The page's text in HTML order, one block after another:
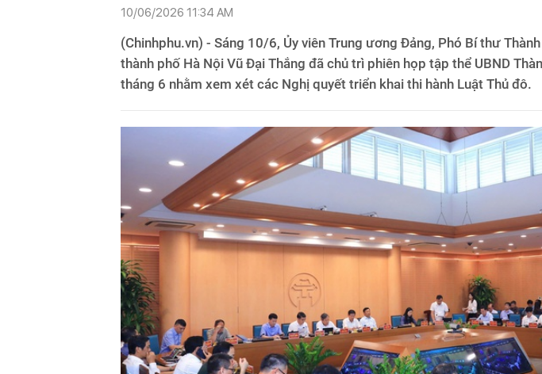
10/06/2026 11:34 AM
(Chinhphu.vn) - Sáng 10/6, Ủy viên Trung ương Đảng, Phó Bí thư Thành
thành phố Hà Nội Vũ Đại Thắng đã chủ trì phiên họp tập thể UBND
tháng 6 nhằm xem xét các Nghị quyết triển khai thi hành Luật Thủ đô.